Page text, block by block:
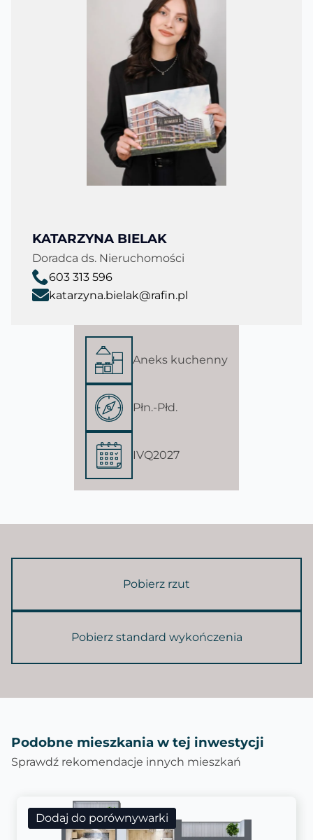
KATARZYNA BIELAK
Doradca ds. Nieruchomości
603 313 596
katarzyna.bielak@rafin.pl
Aneks kuchenny
Płn.-Płd.
IVQ2027
Pobierz rzut
Pobierz standard wykończenia
Podobne mieszkania w tej inwestycji
Sprawdź rekomendacje innych mieszkań
Dodaj do porównywarki